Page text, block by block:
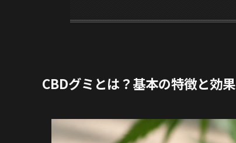
CBDグミとは？基本の特徴と効果